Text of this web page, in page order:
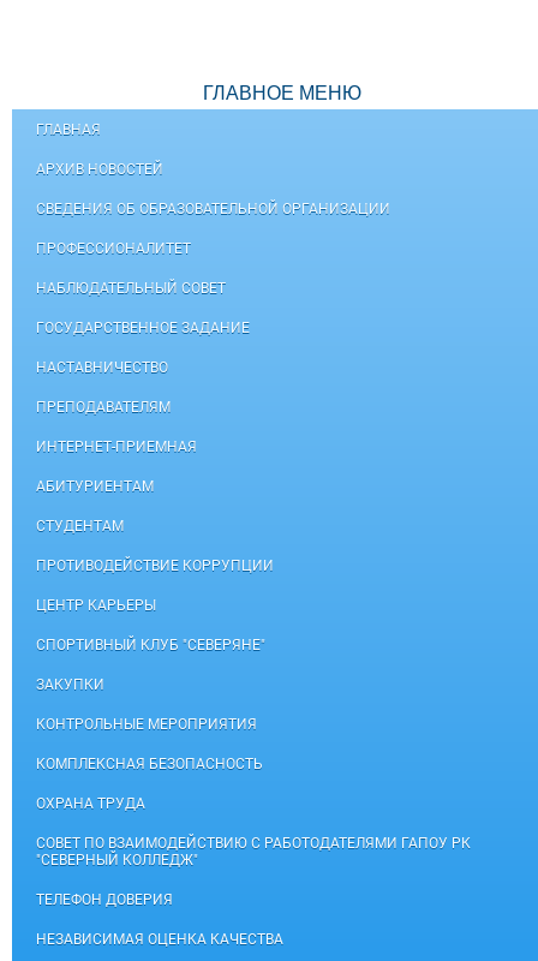
ГЛАВНОЕ МЕНЮ
ГЛАВНАЯ
АРХИВ НОВОСТЕЙ
СВЕДЕНИЯ ОБ ОБРАЗОВАТЕЛЬНОЙ ОРГАНИЗАЦИИ
ПРОФЕССИОНАЛИТЕТ
НАБЛЮДАТЕЛЬНЫЙ СОВЕТ
ГОСУДАРСТВЕННОЕ ЗАДАНИЕ
НАСТАВНИЧЕСТВО
ПРЕПОДАВАТЕЛЯМ
ИНТЕРНЕТ-ПРИЕМНАЯ
АБИТУРИЕНТАМ
СТУДЕНТАМ
ПРОТИВОДЕЙСТВИЕ КОРРУПЦИИ
ЦЕНТР КАРЬЕРЫ
СПОРТИВНЫЙ КЛУБ "СЕВЕРЯНЕ"
ЗАКУПКИ
КОНТРОЛЬНЫЕ МЕРОПРИЯТИЯ
КОМПЛЕКСНАЯ БЕЗОПАСНОСТЬ
ОХРАНА ТРУДА
СОВЕТ ПО ВЗАИМОДЕЙСТВИЮ С РАБОТОДАТЕЛЯМИ ГАПОУ РК
"СЕВЕРНЫЙ КОЛЛЕДЖ"
ТЕЛЕФОН ДОВЕРИЯ
НЕЗАВИСИМАЯ ОЦЕНКА КАЧЕСТВА